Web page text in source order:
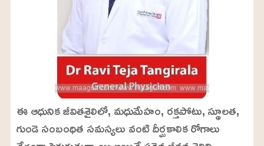
ఈ ఆధునిక జీవితశైలిలో, మధుమేహం, రక్తపోటు, స్థూలత,
గుండె సంబంధిత సమస్యలు వంటి దీర్ఘకాలిక రోగాలు